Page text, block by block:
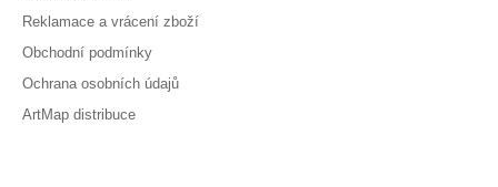
Reklamace a vrácení zboží
Obchodní podmínky
Ochrana osobních údajů
ArtMap distribuce